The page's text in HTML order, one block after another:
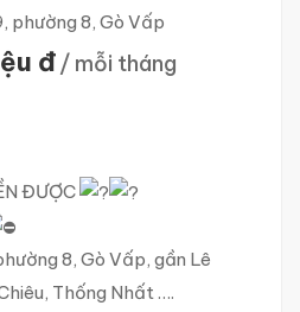
phường 8, Gò Vấp
đ / mỗi tháng
ĐƯỢC
8, Gò Vấp, gần Lê
Thống Nhất ….